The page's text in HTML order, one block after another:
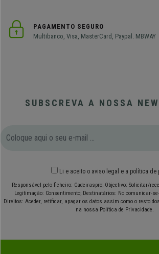
PAGAMENTO SEGURO
Multibanco, Visa, MasterCard, Paypal. MBWAY
SUBSCREVA A NOSSA
Li e aceito o aviso legal e a política de
Responsável pelo ficheiro: Cadeiraspro; Objectivo: Solicitar/
Legitimação: Consentimento; Destinatários: No comunicar-
Direitos: Aceder, retificar, apagar os datos assim como o resto
na nossa Política de Privacidade.